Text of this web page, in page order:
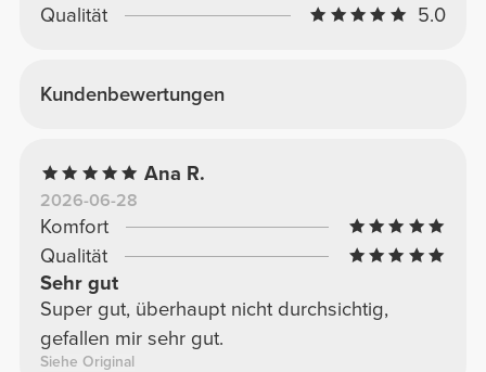
Qualität
5.0
Kundenbewertungen
Ana R.
2026-06-28
Komfort
Qualität
Sehr gut
Super gut, überhaupt nicht durchsichtig,
gefallen mir sehr gut.
Siehe Original